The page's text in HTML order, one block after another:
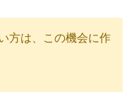
方は、この機会に作